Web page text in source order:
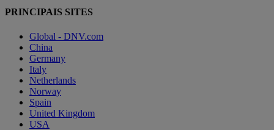
PRINCIPAIS SITES
Global - DNV.com
China
Germany
Italy
Netherlands
Norway
Spain
United Kingdom
USA